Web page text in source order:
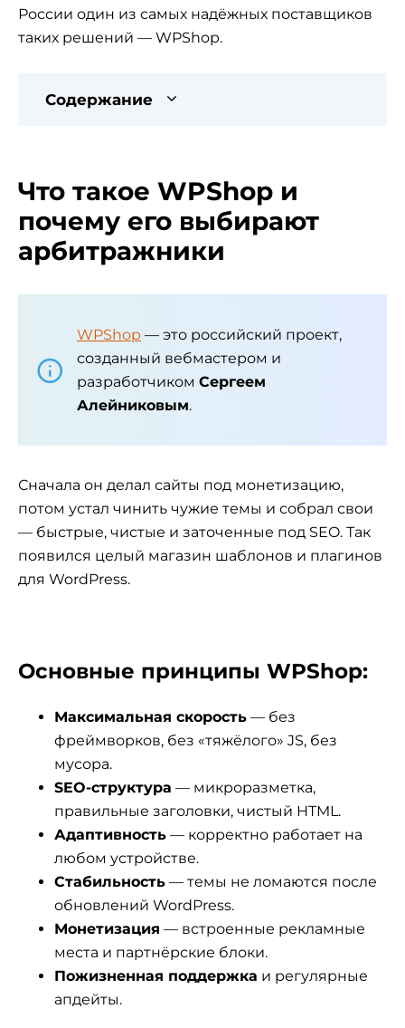
России один из самых надёжных поставщиков
таких решений — WPShop.
Содержание
Что такое WPShop и
почему его выбирают
арбитражники
WPShop — это российский проект,
созданный вебмастером и
разработчиком Сергеем
Алейниковым.
Сначала он делал сайты под монетизацию,
потом устал чинить чужие темы и собрал свои
— быстрые, чистые и заточенные под SEO. Так
появился целый магазин шаблонов и плагинов
для WordPress.
Основные принципы WPShop:
Максимальная скорость — без
фреймворков, без «тяжёлого» JS, без
мусора.
SEO-структура — микроразметка,
правильные заголовки, чистый HTML.
Адаптивность — корректно работает на
любом устройстве.
Стабильность — темы не ломаются после
обновлений WordPress.
Монетизация — встроенные рекламные
места и партнёрские блоки.
Пожизненная поддержка и регулярные
апдейты.